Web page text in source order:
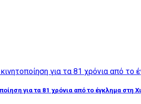
για τα 81 χρόνια από το έγκλημα στη